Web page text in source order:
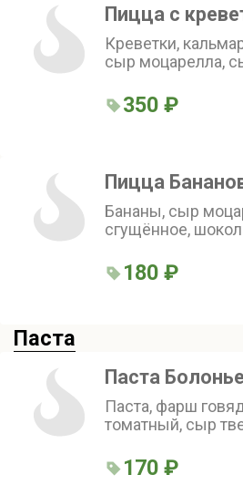
Пицца с
Креветки,
сыр моцарелла,
свежие, пицца-
350 ₽
Пицца
Бананы, сыр
сгущённое,
180 ₽
Паста
Паста
Паста, фарш
томатный, сыр
170 ₽